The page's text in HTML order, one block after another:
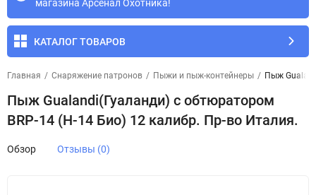
магазина Арсенал Охотника!
КАТАЛОГ ТОВАРОВ
Главная / Снаряжение патронов / Пыжи и пыж-контейнеры / Пыж
Пыж Gualandi(Гуаланди) с обтюратором
BRP-14 (H-14 Био) 12 калибр. Пр-во Италия.
Обзор Отзывы (0)